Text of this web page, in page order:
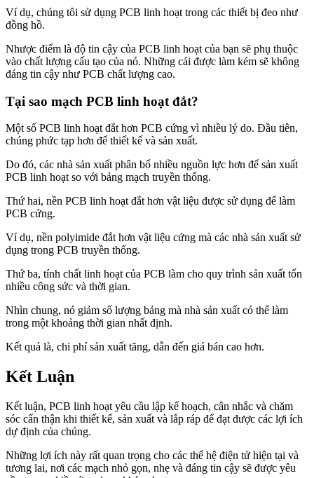
Ví dụ, chúng tôi sử dụng PCB linh hoạt trong các thiết bị đeo như
đồng hồ.
Nhược điểm là độ tin cậy của PCB linh hoạt của bạn sẽ phụ thuộc
vào chất lượng cấu tạo của nó. Những cái được làm kém sẽ không
đáng tin cậy như PCB chất lượng cao.
Tại sao mạch PCB linh hoạt đắt?
Một số PCB linh hoạt đắt hơn PCB cứng vì nhiều lý do. Đầu tiên,
chúng phức tạp hơn để thiết kế và sản xuất.
Do đó, các nhà sản xuất phân bổ nhiều nguồn lực hơn để sản xuất
PCB linh hoạt so với bảng mạch truyền thống.
Thứ hai, nền PCB linh hoạt đắt hơn vật liệu được sử dụng để làm
PCB cứng.
Ví dụ, nền polyimide đắt hơn vật liệu cứng mà các nhà sản xuất sử
dụng trong PCB truyền thống.
Thứ ba, tính chất linh hoạt của PCB làm cho quy trình sản xuất tốn
nhiều công sức và thời gian.
Nhìn chung, nó giảm số lượng bảng mà nhà sản xuất có thể làm
trong một khoảng thời gian nhất định.
Kết quả là, chi phí sản xuất tăng, dẫn đến giá bán cao hơn.
Kết Luận
Kết luận, PCB linh hoạt yêu cầu lập kế hoạch, cân nhắc và chăm
sóc cẩn thận khi thiết kế, sản xuất và lắp ráp để đạt được các lợi ích
dự định của chúng.
Những lợi ích này rất quan trọng cho các thế hệ điện tử hiện tại và
tương lai, nơi các mạch nhỏ gọn, nhẹ và đáng tin cậy sẽ được yêu